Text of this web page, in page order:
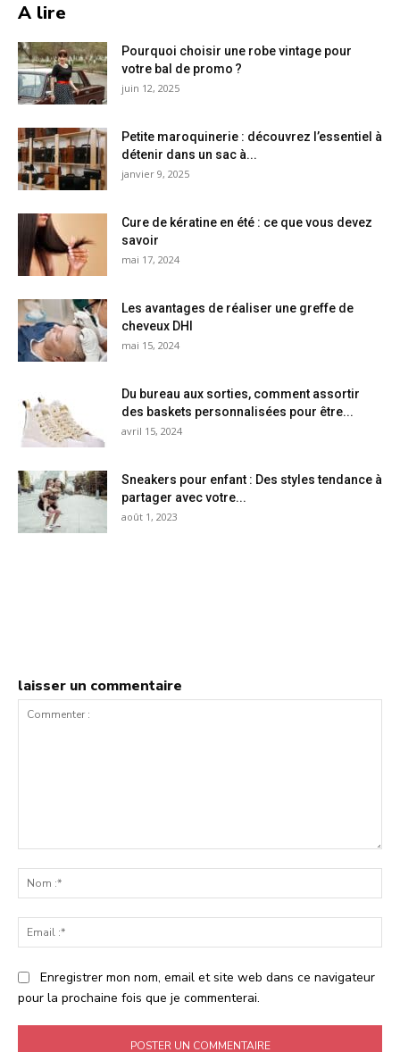
A lire
Pourquoi choisir une robe vintage pour
votre bal de promo ?
juin 12, 2025
Petite maroquinerie : découvrez l’essentiel à
détenir dans un sac à...
janvier 9, 2025
Cure de kératine en été : ce que vous devez
savoir
mai 17, 2024
Les avantages de réaliser une greffe de
cheveux DHI
mai 15, 2024
Du bureau aux sorties, comment assortir
des baskets personnalisées pour être...
avril 15, 2024
Sneakers pour enfant : Des styles tendance à
partager avec votre...
août 1, 2023
laisser un commentaire
:*
:*
Enregistrer mon nom, email et site web dans ce navigateur
pour la prochaine fois que je commenterai.